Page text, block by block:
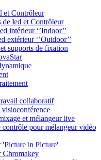
et Contrôleur
de led et Contrôleur
intérieur ‘’Indoor’’
extérieur ‘’Outdoor’’
supports de fixation
collaboratif
visioconférence
et mélangeur live
contrôle pour mélangeur vidéo
'Picture in Picture'
Chromakey